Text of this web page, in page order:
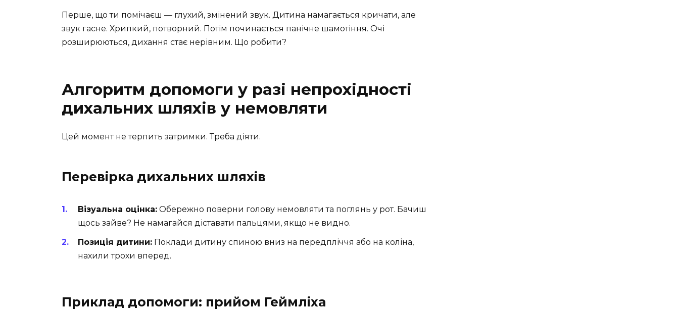
Перше, що ти помічаєш — глухий, змінений звук. Дитина намагається кричати, але
звук гасне. Хрипкий, потворний. Потім починається панічне шамотіння. Очі
розширюються, дихання стає нерівним. Що робити?
Алгоритм допомоги у разі непрохідності
дихальних шляхів у немовляти
Цей момент не терпить затримки. Треба діяти.
Перевірка дихальних шляхів
Візуальна оцінка: Обережно поверни голову немовляти та поглянь у рот. Бачиш
щось зайве? Не намагайся діставати пальцями, якщо не видно.
Позиція дитини: Поклади дитину спиною вниз на передпліччя або на коліна,
нахили трохи вперед.
Приклад допомоги: прийом Геймліха